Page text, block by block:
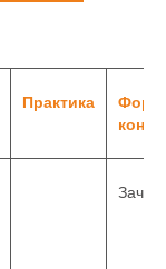
Практика
Зачет